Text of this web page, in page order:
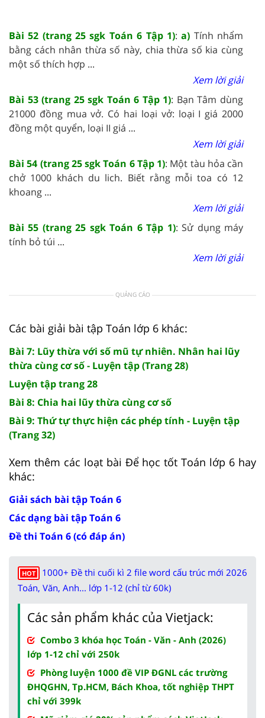
Bài 52 (trang 25 sgk Toán 6 Tập 1):a) Tính nhẩm
bằng cách nhân thừa số này, chia thừa số kia cùng
một số thích hợp ...
Xem lời giải
Bài 53 (trang 25 sgk Toán 6 Tập 1): Bạn Tâm dùng
21000 đồng mua vở. Có hai loại vở: loại I giá 2000
đồng một quyển, loại II giá ...
Xem lời giải
Bài 54 (trang 25 sgk Toán 6 Tập 1): Một tàu hỏa cần
chở 1000 khách du lich. Biết rằng mỗi toa có 12
khoang ...
Xem lời giải
Bài 55 (trang 25 sgk Toán 6 Tập 1): Sử dụng máy
tính bỏ túi ...
Xem lời giải
QUẢNG CÁO
Các bài giải bài tập Toán lớp 6 khác:
Bài 7: Lũy thừa với số mũ tự nhiên. Nhân hai lũy
thừa cùng cơ số - Luyện tập (Trang 28)
Luyện tập trang 28
Bài 8: Chia hai lũy thừa cùng cơ số
Bài 9: Thứ tự thực hiện các phép tính - Luyện tập
(Trang 32)
Xem thêm các loạt bài Để học tốt Toán lớp 6 hay
khác:
Giải sách bài tập Toán 6
Các dạng bài tập Toán 6
Đề thi Toán 6 (có đáp án)
HOT
1000+ Đề thi cuối kì 2 file word cấu trúc mới 2026
Toán, Văn, Anh... lớp 1-12 (chỉ từ 60k)
Các sản phẩm khác của Vietjack:
Combo 3 khóa học Toán - Văn - Anh (2026)
lớp 1-12 chỉ với 250k
Phòng luyện 1000 đề VIP ĐGNL các trường
ĐHQGHN, Tp.HCM, Bách Khoa, tốt nghiệp THPT
chỉ với 399k